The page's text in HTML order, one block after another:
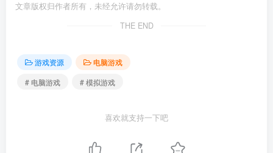
文章版权归作者所有，未经允许请勿转载。
THE END
游戏资源
电脑游戏
# 电脑游戏
# 模拟游戏
喜欢就支持一下吧